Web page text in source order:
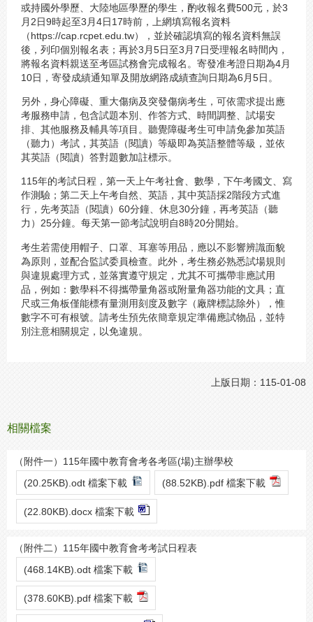
或持國外學歷、大陸地區學歷的學生，酌收報名費500元，於3
月2日9時起至3月4日17時前，上網填寫報名資料
（https://cap.rcpet.edu.tw），並於確認填寫的報名資料無誤
後，列印個別報名表；再於3月5日至3月7日受理報名時間內，
將報名資料親送至考區試務會完成報名。寄發准考證日期為4月
10日，寄發成績通知單及開放網路成績查詢日期為6月5日。
另外，身心障礙、重大傷病及突發傷病考生，可依需求提出應
考服務申請，包含試題本別、作答方式、時間調整、試場安
排、其他服務及輔具等項目。聽覺障礙考生可申請免參加英語
（聽力）考試，其英語（閱讀）等級即為英語整體等級，並依
其英語（閱讀）答對題數加註標示。
115年的考試日程，第一天上午考社會、數學，下午考國文、寫
作測驗；第二天上午考自然、英語，其中英語採2階段方式進
行，先考英語（閱讀）60分鐘、休息30分鐘，再考英語（聽
力）25分鐘。每天第一節考試說明自8時20分開始。
考生若需使用帽子、口罩、耳塞等用品，應以不影響辨識面貌
為原則，並配合監試委員檢查。此外，考生務必熟悉試場規則
與違規處理方式，並落實遵守規定，尤其不可攜帶非應試用
品，例如：數學科不得攜帶量角器或附量角器功能的文具；直
尺或三角板僅能標有量測用刻度及數字（廠牌標誌除外），惟
數字不可有根號。請考生預先依簡章規定準備應試物品，並特
別注意相關規定，以免違規。
上版日期：115-01-08
相關檔案
（附件一）115年國中教育會考各考區(場)主辦學校
(20.25KB).odt 檔案下載
(88.52KB).pdf 檔案下載
(22.80KB).docx 檔案下載
（附件二）115年國中教育會考考試日程表
(468.14KB).odt 檔案下載
(378.60KB).pdf 檔案下載